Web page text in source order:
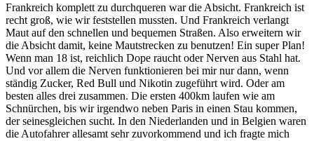
Frankreich komplett zu durchqueren war die Absicht. Frankreich ist
recht groß, wie wir feststellen mussten. Und Frankreich verlangt
Maut auf den schnellen und bequemen Straßen. Also erweitern wir
die Absicht damit, keine Mautstrecken zu benutzen! Ein super Plan!
Wenn man 18 ist, reichlich Dope raucht oder Nerven aus Stahl hat.
Und vor allem die Nerven funktionieren bei mir nur dann, wenn
ständig Zucker, Red Bull und Nikotin zugeführt wird. Oder am
besten alles drei zusammen. Die ersten 400km laufen wie am
Schnürchen, bis wir irgendwo neben Paris in einen Stau kommen,
der seinesgleichen sucht. In den Niederlanden und in Belgien waren
die Autofahrer allesamt sehr zuvorkommend und ich fragte mich